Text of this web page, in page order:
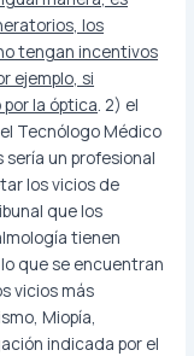
los
tengan incentivos
ejemplo, si
la óptica . 2) el
Tecnólogo Médico
un profesional
los vicios de
que los
tienen
que se encuentran
vicios más
Miopía,
indicada por el